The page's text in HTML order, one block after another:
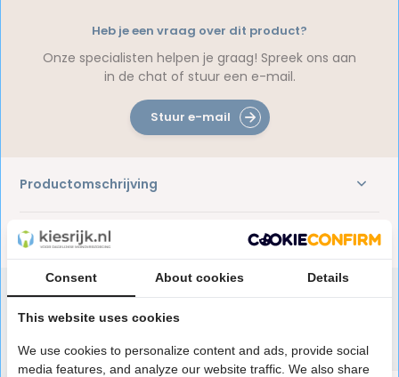
Productomschrijving
Reviews
Heb je een vraag over dit product?
Onze specialisten helpen je graag! Spreek ons aan
in de chat of stuur een e-mail.
Stuur e-mail
Consent About cookies Details
This website uses cookies
We use cookies to personalize content and ads, provide social
media features, and analyze our website traffic. We also share